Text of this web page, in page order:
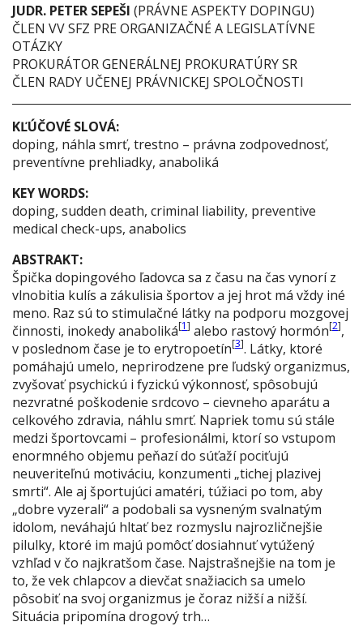
JUDR. PETER SEPEŠI (PRÁVNE ASPEKTY DOPINGU)
ČLEN VV SFZ PRE ORGANIZAČNÉ A LEGISLATÍVNE
OTÁZKY
PROKURÁTOR GENERÁLNEJ PROKURATÚRY SR
ČLEN RADY UČENEJ PRÁVNICKEJ SPOLOČNOSTI
KĽÚČOVÉ SLOVÁ:
doping, náhla smrť, trestno – právna zodpovednosť,
preventívne prehliadky, anaboliká
KEY WORDS:
doping, sudden death, criminal liability, preventive
medical check-ups, anabolics
ABSTRAKT:
Špička dopingového ľadovca sa z času na čas vynorí z
vlnobitia kulís a zákulisia športov a jej hrot má vždy iné
meno. Raz sú to stimulačné látky na podporu mozgovej
činnosti, inokedy anaboliká[1] alebo rastový hormón[2],
v poslednom čase je to erytropoetín[3]. Látky, ktoré
pomáhajú umelo, neprirodzene pre ľudský organizmus,
zvyšovať psychickú i fyzickú výkonnosť, spôsobujú
nezvratné poškodenie srdcovo – cievneho aparátu a
celkového zdravia, náhlu smrť. Napriek tomu sú stále
medzi športovcami – profesionálmi, ktorí so vstupom
enormného objemu peňazí do súťaží pociťujú
neuveriteľnú motiváciu, konzumenti „tichej plazivej
smrti“. Ale aj športujúci amatéri, túžiaci po tom, aby
„dobre vyzerali“ a podobali sa vysneným svalnatým
idolom, neváhajú hltať bez rozmyslu najrozličnejšie
pilulky, ktoré im majú pomôcť dosiahnuť vytúžený
vzhľad v čo najkratšom čase. Najstrašnejšie na tom je
to, že vek chlapcov a dievčat snažiacich sa umelo
pôsobiť na svoj organizmus je čoraz nižší a nižší.
Situácia pripomína drogový trh…